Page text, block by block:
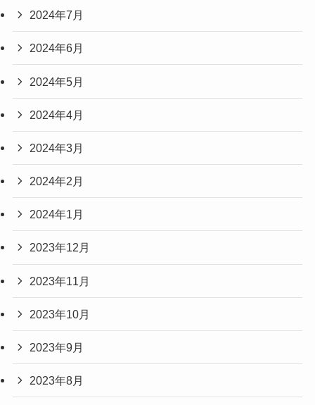
2024年7月
2024年6月
2024年5月
2024年4月
2024年3月
2024年2月
2024年1月
2023年12月
2023年11月
2023年10月
2023年9月
2023年8月